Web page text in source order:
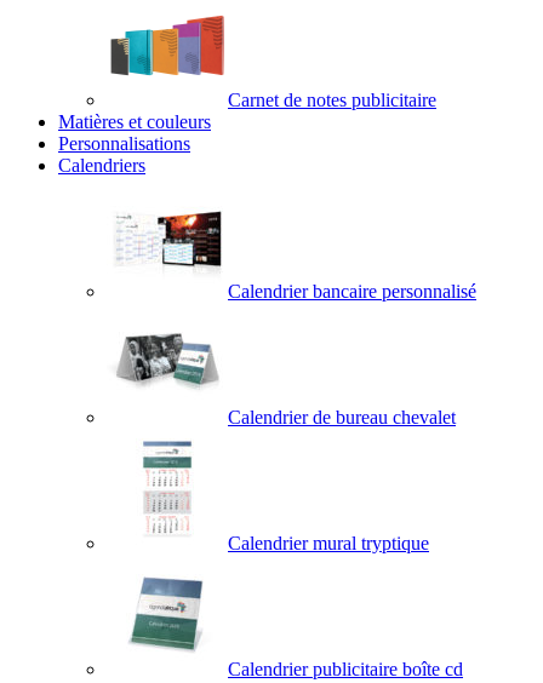
Carnet de notes publicitaire
Matières et couleurs
Personnalisations
Calendriers
Calendrier bancaire personnalisé
Calendrier de bureau chevalet
Calendrier mural tryptique
Calendrier publicitaire boîte cd